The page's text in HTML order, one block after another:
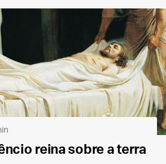
reina sobre a terra